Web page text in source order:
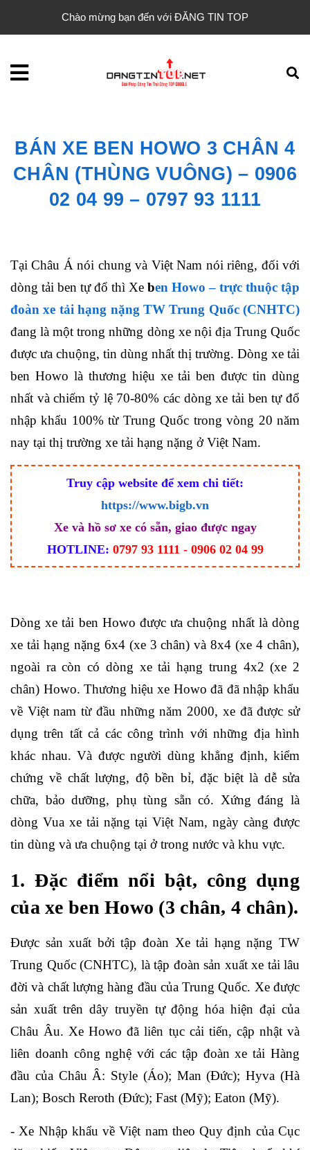
Chào mừng bạn đến với ĐĂNG TIN TOP
BÁN XE BEN HOWO 3 CHÂN 4
CHÂN (THÙNG VUÔNG) – 0906
02 04 99 – 0797 93 1111
Tại Châu Á nói chung và Việt Nam nói riêng, đối với
dòng tải ben tự đổ thì Xe ben Howo – trực thuộc tập
đoàn xe tải hạng nặng TW Trung Quốc (CNHTC)
đang là một trong những dòng xe nội địa Trung Quốc
được ưa chuộng, tin dùng nhất thị trường. Dòng xe tải
ben Howo là thương hiệu xe tải ben được tin dùng
nhất và chiếm tỷ lệ 70-80%các dòng xe tải ben tự đổ
nhập khẩu 100% từ Trung Quốc trong vòng 20 năm
nay tại thị trường xe tải hạng nặng ở Việt Nam.
Truy cập website để xem chi tiết:
https://www.bigb.vn
Xe và hồ sơ xe có sẵn, giao được ngay
HOTLINE: 0797 93 1111 - 0906 02 04 99
Dòng xe tải ben Howo được ưa chuộng nhất là dòng
xe tải hạng nặng 6x4 (xe 3 chân) và 8x4 (xe 4 chân),
ngoài ra còn có dòng xe tải hạng trung 4x2 (xe 2
chân) Howo. Thương hiệu xe Howo đã đã nhập khẩu
về Việt nam từ đầu những năm 2000, xe đã được sử
dụng trên tất cả các công trình với những địa hình
khác nhau. Và được người dùng khẳng định, kiểm
chứng về chất lượng, độ bền bỉ, đặc biệt là dễ sửa
chữa, bảo dưỡng, phụ tùng sẵn có. Xứng đáng là
dòng Vua xe tải nặng tại Việt Nam, ngày càng được
tin dùng và ưa chuộng tại ở trong nước và khu vực.
1. Đặc điểm nổi bật, công dụng
của xe ben Howo (3 chân, 4 chân).
Được sản xuất bởi tập đoàn Xe tải hạng nặng TW
Trung Quốc (CNHTC), là tập đoàn sản xuất xe tải lâu
đời và chất lượng hàng đầu của Trung Quốc. Xe được
sản xuất trên dây truyền tự động hóa hiện đại của
Châu Âu. Xe Howo đã liên tục cải tiến, cập nhật và
liên doanh công nghệ với các tập đoàn xe tải Hàng
đầu của Châu Â: Style (Áo); Man (Đức); Hyva (Hà
Lan); Bosch Reroth (Đức); Fast (Mỹ); Eaton (Mỹ).
- Xe Nhập khẩu về Việt nam theo Quy định của Cục